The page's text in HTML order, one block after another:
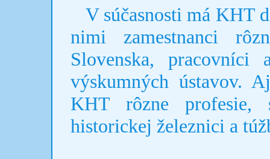
V súčasnosti má KHT
nimi zamestnanci
Slovenska,
výskumných ústavov.
KHT rôzne
historickej železnici a